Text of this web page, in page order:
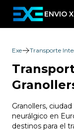
ENVIO
Exe Transporte
Granollers,
neurálgico en
destinos para el